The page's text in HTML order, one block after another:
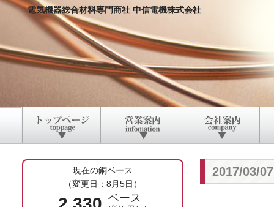
電気機器総合材料専門商社 中信電機株式会社
2017/03/
現在の銅ベース
（変更日：8月5日）
ベース